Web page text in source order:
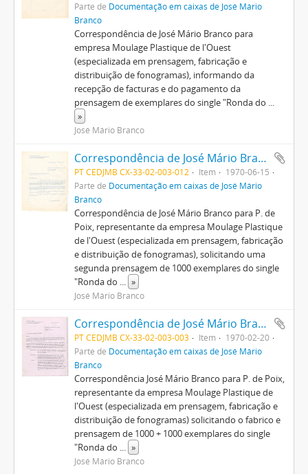
Parte de Documentação em caixas de José Mário
Branco
Correspondência de José Mário Branco para
empresa Moulage Plastique de l'Ouest
(especializada em prensagem, fabricação e
distribuição de fonogramas), informando da
recepção de facturas e do pagamento da
prensagem de exemplares do single "Ronda do ...
»
José Mário Branco
Correspondência de José Mário Branco para a empresa Moulages Plastiques de l'Ouest
PT CEDJMB CX-33-02-003-012 Item
1970-06-15
Parte de Documentação em caixas de José Mário
Branco
Correspondência de José Mário Branco para P. de
Poix, representante da empresa Moulage Plastique
de l'Ouest (especializada em prensagem, fabricação
e distribuição de fonogramas), solicitando uma
segunda prensagem de 1000 exemplares do single
"Ronda do ... »
José Mário Branco
Correspondência de José Mário Branco para a empresa Moulages Plastiques de l'Ouest
PT CEDJMB CX-33-02-003-003 Item
1970-02-20
Parte de Documentação em caixas de José Mário
Branco
Correspondência José Mário Branco para P. de Poix,
representante da empresa Moulage Plastique de
l'Ouest (especializada em prensagem, fabricação e
distribuição de fonogramas) solicitando o fabrico e
prensagem de 1000 + 1000 exemplares do single
"Ronda do ... »
José Mário Branco